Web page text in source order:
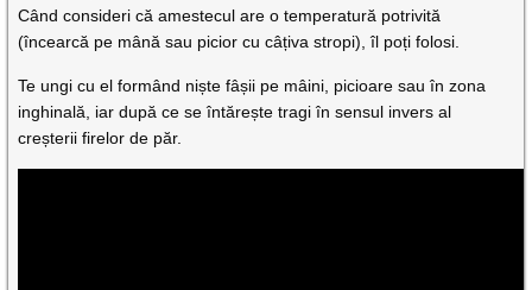
Când consideri că amestecul are o temperatură potrivită
(încearcă pe mână sau picior cu câțiva stropi), îl poți folosi.
Te ungi cu el formând niște fâșii pe mâini, picioare sau în zona
inghinală, iar după ce se întărește tragi în sensul invers al
creșterii firelor de păr.